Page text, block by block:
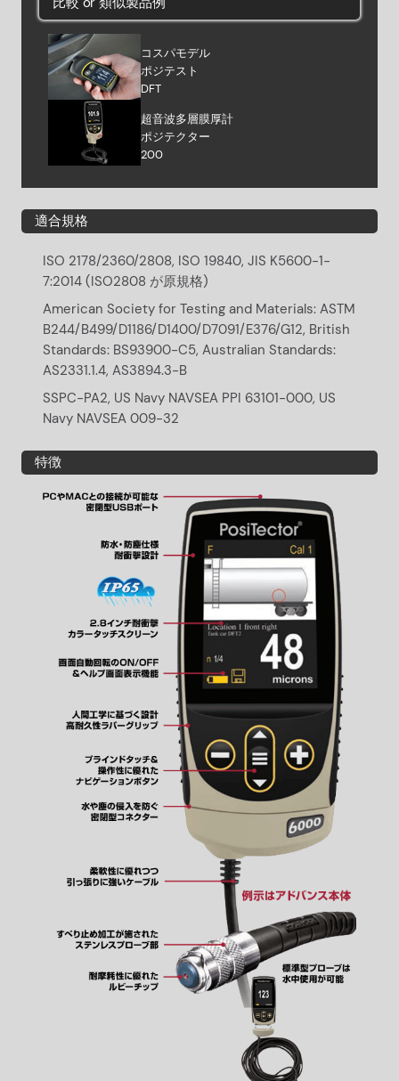
コスパモデル
ポジテスト
DFT
超音波多層膜厚計
ポジテクター
200
適合規格
ISO 2178/2360/2808, ISO 19840, JIS K5600-1-
7:2014 (ISO2808 が原規格)
American Society for Testing and Materials: ASTM
B244/B499/D1186/D1400/D7091/E376/G12, British
Standards: BS93900-C5, Australian Standards:
AS2331.1.4, AS3894.3-B
SSPC-PA2, US Navy NAVSEA PPI 63101-000, US
Navy NAVSEA 009-32
特徴